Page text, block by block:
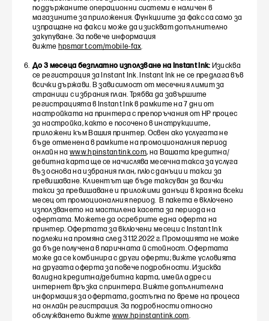
поддържаните операционни системи е наличен в
магазините за приложения. Функциите за факс са само за
изпращане на факс и може да изискват допълнително
закупуване. За повече информация
вижте hpsmart.com/mobile-fax.
До 3 месеца безплатно използване на Instant Ink: Изисква
се регистрация за Instant Ink. Instant Ink не се предлага във
всички държави. В зависимост от месечния лимит за
страници с избрания план. Трябва да завършите
регистрацията в Instant Ink в рамките на 7 дни от
настройката на принтера с препоръчания от HP процес
за настройка, както е посочено в инструкциите,
приложени към Вашия принтер. Освен ако услугата не
бъде отменена в рамките на промоционалния период
онлайн на www.hpinstantink.com, на Вашата кредитна/
дебитна карта ще се начислява месечна такса за услуга
въз основа на избрания план, плюс данъци и такси за
превишаване. Клиентът ще бъде таксуван за всички
такси за превишаване и приложими данъци в края на всеки
месец от промоционалния период. В пакета е включено
използването на мастилена касета за периода на
офертата. Можете да осребрите една оферта на
принтер. Офертата за включени месеци с Instant Ink
подлежи на промяна след 31.12.2022 г. Промоцията не може
да бъде получена в паричната й стойност. Офертата
може да се комбинира с други оферти; вижте условията
на другата оферта за повече подробности. Изисква
валидна кредитна/дебитна карта, имейл адрес и
интернет връзка с принтера. Вижте допълнителна
информация за офертата, достъпна по време на процеса
на онлайн регистрация. За подробности относно
обслужването вижте www.hpinstantink.com.